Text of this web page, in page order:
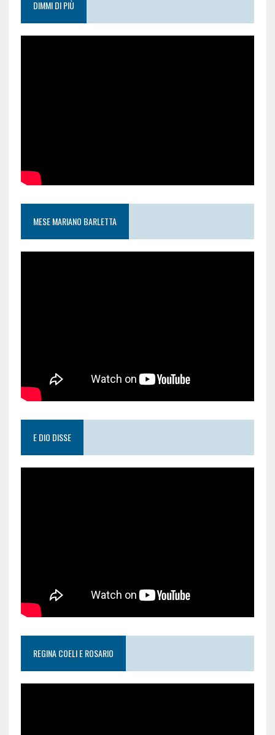
DIMMI DI PIÙ
MESE MARIANO BARLETTA
E DIO DISSE
REGINA COELI E ROSARIO